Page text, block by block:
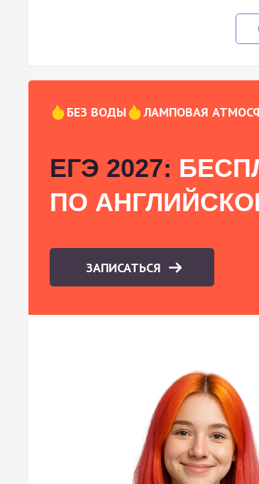
БЕЗ ВОДЫ ЛАМПОВАЯ
ЕГЭ 2027:
ПО
ЗАПИСАТЬСЯ